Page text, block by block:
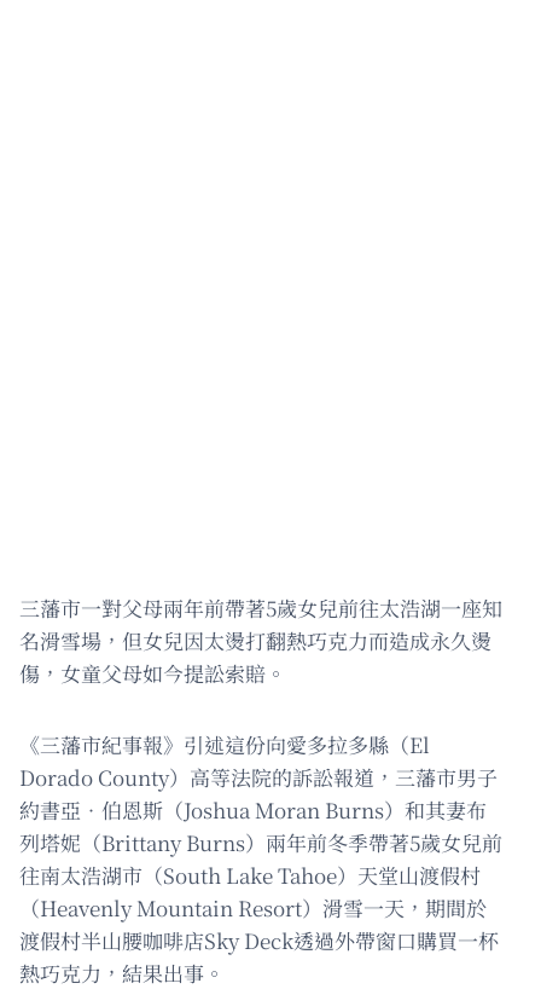
三藩市一對父母兩年前帶著5歲女兒前往太浩湖一座知
名滑雪場，但女兒因太燙打翻熱巧克力而造成永久燙
傷，女童父母如今提訟索賠。
《三藩市紀事報》引述這份向愛多拉多縣（El
Dorado County）高等法院的訴訟報道，三藩市男子
約書亞‧伯恩斯（Joshua Moran Burns）和其妻布
列塔妮（Brittany Burns）兩年前冬季帶著5歲女兒前
往南太浩湖市（South Lake Tahoe）天堂山渡假村
（Heavenly Mountain Resort）滑雪一天，期間於
渡假村半山腰咖啡店Sky Deck透過外帶窗口購買一杯
熱巧克力，結果出事。